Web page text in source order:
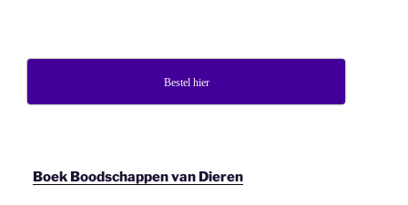
Bestel hier
Boek Boodschappen van Dieren